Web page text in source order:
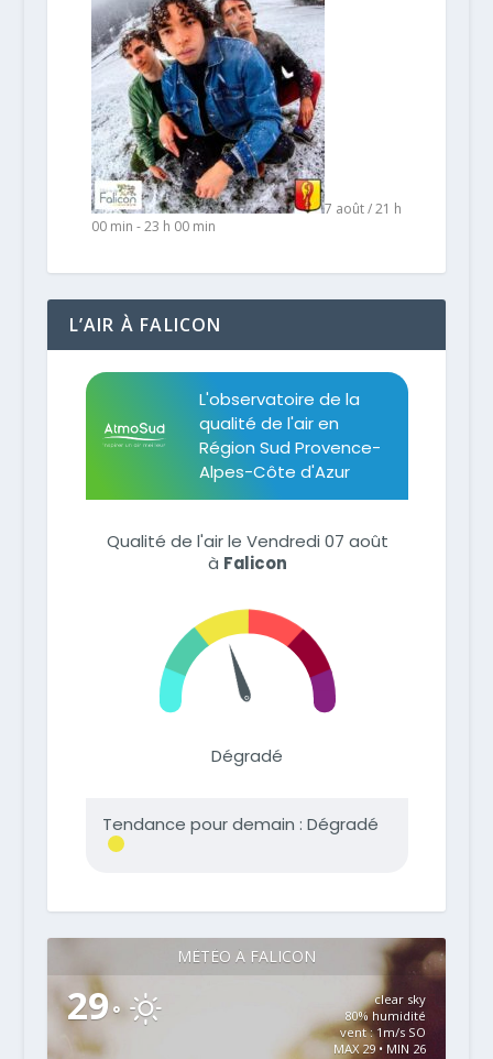
7 août / 21 h
00 min -23 h 00 min
L’AIR À FALICON
MÉTÉO À FALICON
29°
clear sky
80% humidité
vent : 1m/s SO
MAX 29 • MIN 26